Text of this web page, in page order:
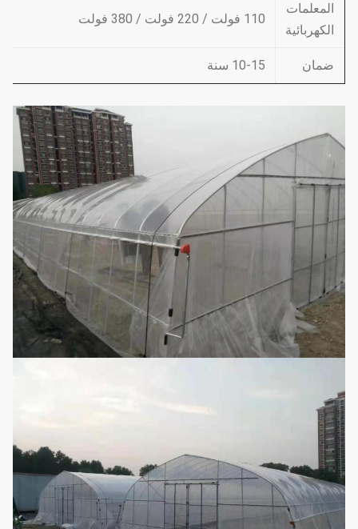
المعلمات
الكهربائية
110 فولت / 220 فولت / 380 فولت
ضمان 10-15 سنة